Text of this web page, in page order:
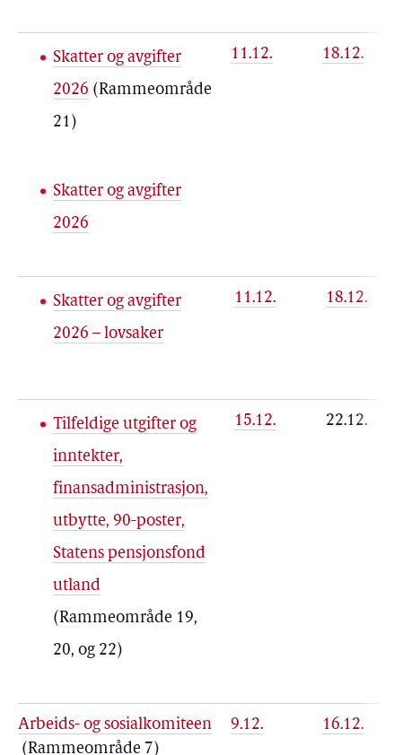
Skatter og avgifter
2026 (Rammeområde
21)
Skatter og avgifter
2026
11.12. 18.12.
Skatter og avgifter
2026 – lovsaker
11.12. 18.12.
Tilfeldige utgifter og
inntekter,
finansadministrasjon,
utbytte, 90-poster,
Statens pensjonsfond
utland
(Rammeområde 19,
20, og 22)
15.12. 22.12.
Arbeids- og sosialkomiteen
(Rammeområde 7)
9.12. 16.12.